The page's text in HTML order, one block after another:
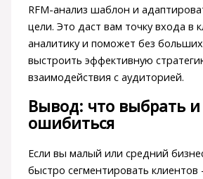
RFM-анализ шаблон и
цели. Это даст вам точку входа в
аналитику и поможет без
выстроить эффективную
взаимодействия с аудиторией.
Вывод: что выбрать и
ошибиться
Если вы малый или средний
быстро сегментировать